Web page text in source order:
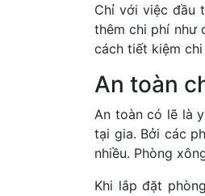
Chỉ với việc đầu
thêm chi phí như
cách tiết kiệm
An toàn
An toàn có lẽ là
tại gia. Bởi các
nhiều. Phòng
Khi lắp đặt